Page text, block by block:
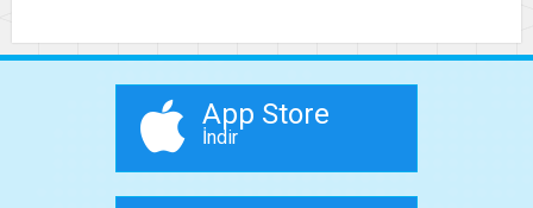
App Store
İndir